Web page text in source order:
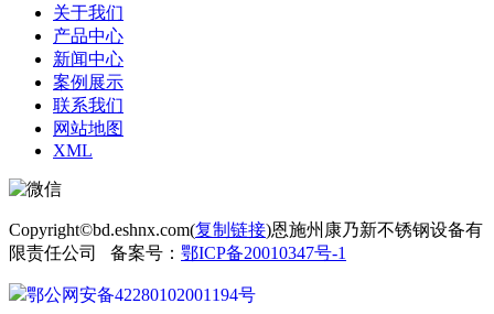
关于我们
产品中心
新闻中心
案例展示
联系我们
网站地图
XML
Copyright©bd.eshnx.com(复制链接)恩施州康乃新不锈钢设备有
限责任公司 备案号： 鄂ICP备20010347号-1
鄂公网安备42280102001194号